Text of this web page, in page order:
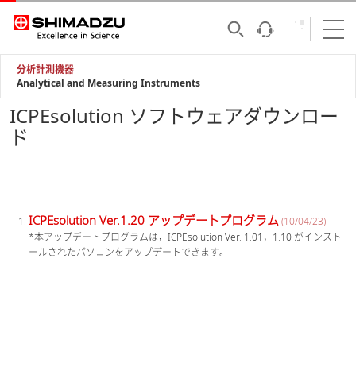
分析計測機器
Analytical and Measuring Instruments
ICPEsolution ソフトウェアダウンロー
ド
ICPEsolution Ver.1.20 アップデートプログラム(10/04/23)
*本アップデートプログラムは，ICPEsolution Ver. 1.01，1.10 がインスト
ールされたパソコンをアップデートできます。